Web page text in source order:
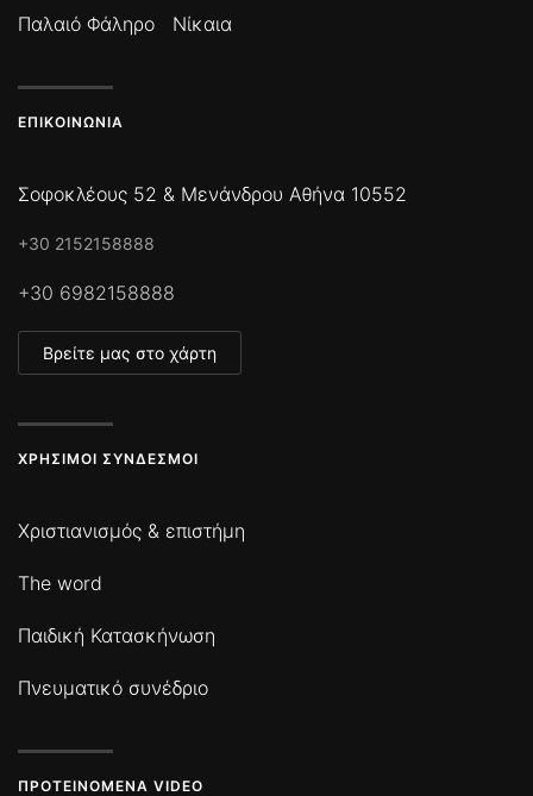
Παλαιό Φάληρο
Νίκαια
ΕΠΙΚΟΙΝΩΝΊΑ
Σοφοκλέους 52 & Μενάνδρου Αθήνα 10552
+30 2152158888
+30 6982158888
Βρείτε μας στο χάρτη
ΧΡΉΣΙΜΟΙ ΣΎΝΔΕΣΜΟΙ
Χριστιανισμός & επιστήμη
The word
Παιδική Κατασκήνωση
Πνευματικό συνέδριο
ΠΡΟΤΕΙΝΌΜΕΝΑ VIDEO